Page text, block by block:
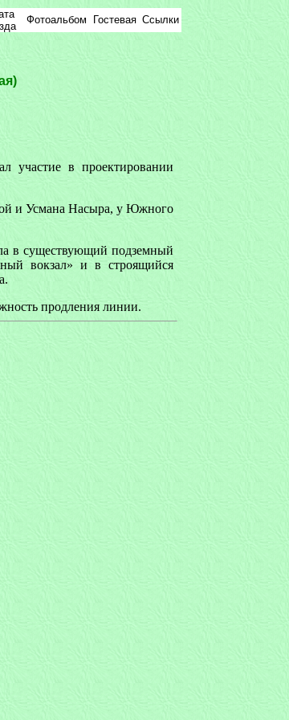
Фотоальбом Гостевая Ссылки
участие в проектировании
и Усмана Насыра, у Южного
в существующий подземный
вокзал» и в строящийся
продления линии.